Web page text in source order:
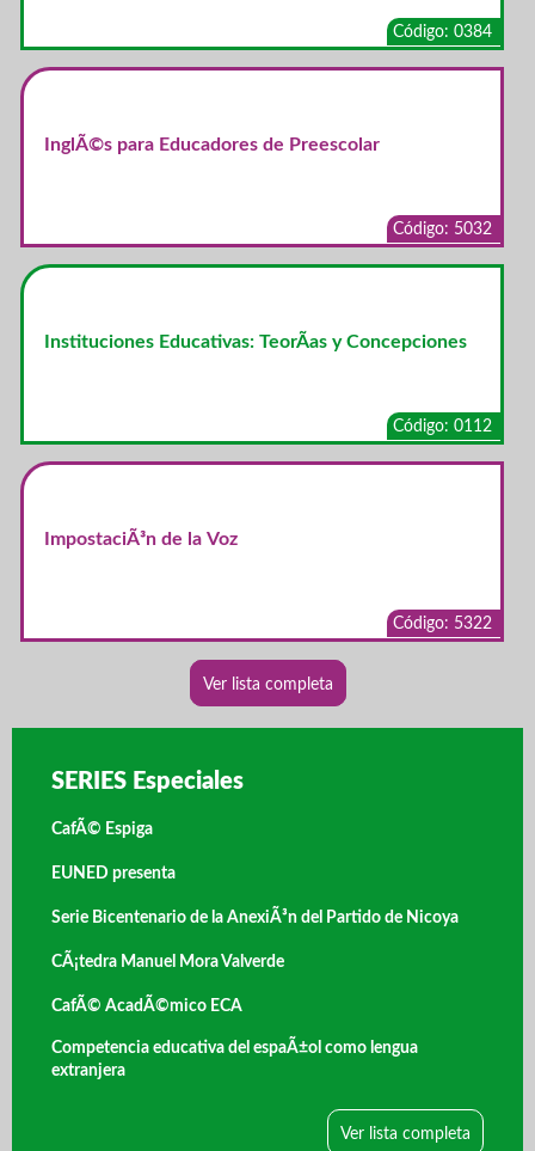
Código: 0384
InglÃ©s para Educadores de Preescolar
Código: 5032
Instituciones Educativas: TeorÃ­as y Concepciones
Código: 0112
ImpostaciÃ³n de la Voz
Código: 5322
Ver lista completa
SERIES Especiales
CafÃ© Espiga
EUNED presenta
Serie Bicentenario de la AnexiÃ³n del Partido de Nicoya
CÃ¡tedra Manuel Mora Valverde
CafÃ© AcadÃ©mico ECA
Competencia educativa del espaÃ±ol como lengua
extranjera
Ver lista completa